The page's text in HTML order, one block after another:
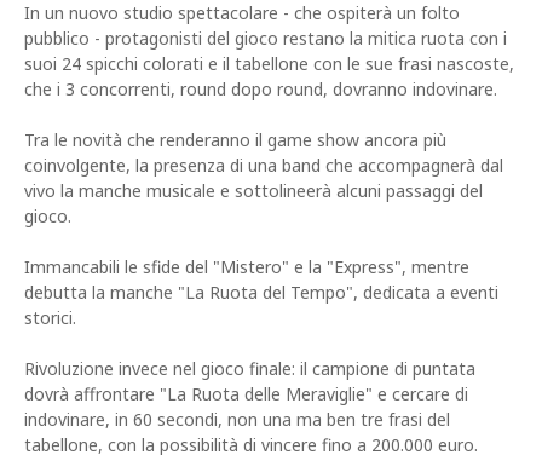
In un nuovo studio spettacolare - che ospiterà un folto
pubblico - protagonisti del gioco restano la mitica ruota con i
suoi 24 spicchi colorati e il tabellone con le sue frasi nascoste,
che i 3 concorrenti, round dopo round, dovranno indovinare.
Tra le novità che renderanno il game show ancora più
coinvolgente, la presenza di una band che accompagnerà dal
vivo la manche musicale e sottolineerà alcuni passaggi del
gioco.
Immancabili le sfide del "Mistero" e la "Express", mentre
debutta la manche "La Ruota del Tempo", dedicata a eventi
storici.
Rivoluzione invece nel gioco finale: il campione di puntata
dovrà affrontare "La Ruota delle Meraviglie" e cercare di
indovinare, in 60 secondi, non una ma ben tre frasi del
tabellone, con la possibilità di vincere fino a 200.000 euro.